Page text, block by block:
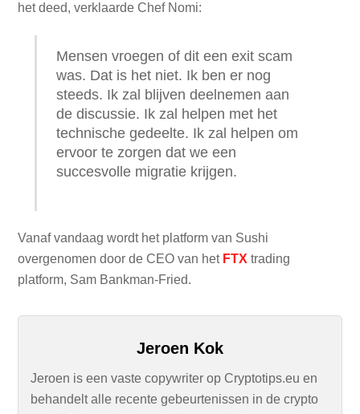
het deed, verklaarde Chef Nomi:
Mensen vroegen of dit een exit scam
was. Dat is het niet. Ik ben er nog
steeds. Ik zal blijven deelnemen aan
de discussie. Ik zal helpen met het
technische gedeelte. Ik zal helpen om
ervoor te zorgen dat we een
succesvolle migratie krijgen.
Vanaf vandaag wordt het platform van Sushi
overgenomen door de CEO van het FTX trading
platform, Sam Bankman-Fried.
Jeroen Kok
Jeroen is een vaste copywriter op Cryptotips.eu en
behandelt alle recente gebeurtenissen in de crypto